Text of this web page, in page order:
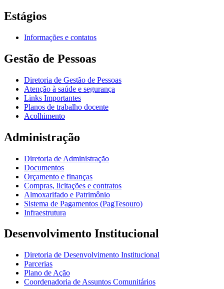
Estágios
Informações e contatos
Gestão de Pessoas
Diretoria de Gestão de Pessoas
Atenção à saúde e segurança
Links Importantes
Planos de trabalho docente
Acolhimento
Administração
Diretoria de Administração
Documentos
Orçamento e finanças
Compras, licitações e contratos
Almoxarifado e Patrimônio
Sistema de Pagamentos (PagTesouro)
Infraestrutura
Desenvolvimento Institucional
Diretoria de Desenvolvimento Institucional
Parcerias
Plano de Ação
Coordenadoria de Assuntos Comunitários